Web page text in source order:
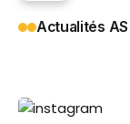
Actualités AS